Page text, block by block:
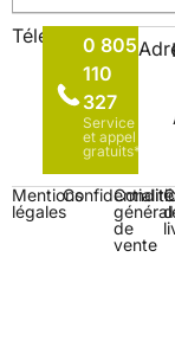
Téléphone0 805
110
327
Service
et appel
gratuits*
Mentions
légales
Confidentialité
de
vente